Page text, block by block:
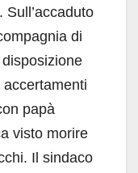
di
accertamenti
papà
visto morire
Il sindaco